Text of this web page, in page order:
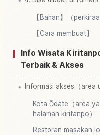
【Bahan】（
【Cara membuat】
Info Wisata
Terbaik & Akses
Informasi akses（area
Kota Ōdate（area
halaman kiritanpo）
Restoran masakan